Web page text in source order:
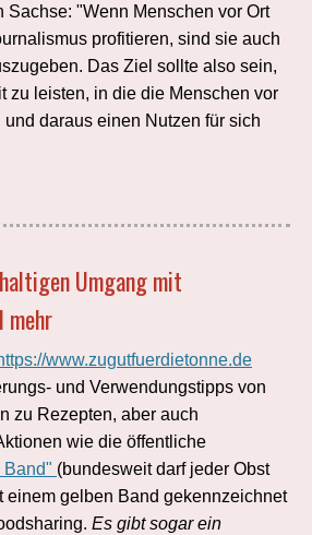
Sachse: "Wenn Menschen vor Ort
profitieren, sind sie auch
Das Ziel sollte also sein,
zu leisten, in die die Menschen vor
und daraus einen Nutzen für sich
Umgang mit
mehr
www.zugutfuerdietonne.de
und Verwendungstipps von
zu Rezepten, aber auch
wie die öffentliche
Band" (bundesweit darf jeder Obst
einem gelben Band gekennzeichnet
Es gibt sogar ein